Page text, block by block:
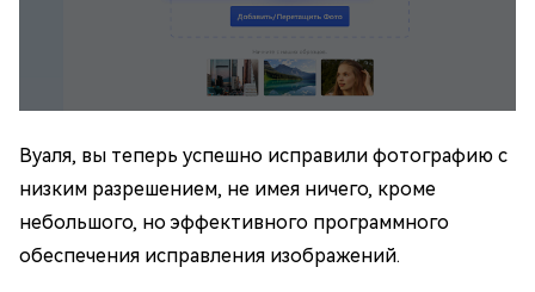
Вуаля, вы теперь успешно исправили фотографию с
низким разрешением, не имея ничего, кроме
небольшого, но эффективного программного
обеспечения исправления изображений.